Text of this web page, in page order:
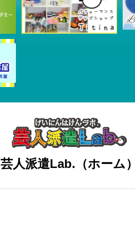
芸人派遣Lab.（ホーム